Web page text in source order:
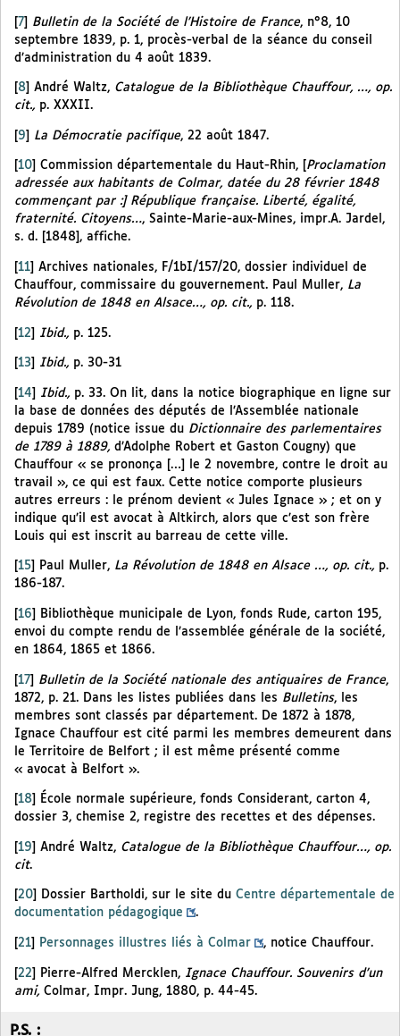
[7] Bulletin de la Société de l’Histoire de France, n°8, 10
septembre 1839, p. 1, procès-verbal de la séance du conseil
d’administration du 4 août 1839.
8 André Waltz, Catalogue de la Bibliothèque Chauffour, …, op.
cit., p. XXXII.
[9] La Démocratie pacifique, 22 août 1847.
10 Commission départementale du Haut-Rhin, [ Proclamation
adressée aux habitants de Colmar, datée du 28 février 1848
commençant par :] République française. Liberté, égalité,
fraternité. Citoyens…, Sainte-Marie-aux-Mines, impr.A. Jardel,
s. d. [1848], affiche.
11
Archives nationales, F/1bI/157/20, dossier individuel de
Chauffour, commissaire du gouvernement. Paul Muller, La
Révolution de 1848 en Alsace…, op. cit., p. 118.
[12] Ibid., p. 125.
13 Ibid., p. 30-31
[14] Ibid., p. 33. On lit, dans la notice biographique en ligne sur
la base de données des députés de l’Assemblée nationale
depuis 1789 (notice issue du Dictionnaire des parlementaires
de 1789 à 1889, d’Adolphe Robert et Gaston Cougny) que
Chauffour « se prononça […] le 2 novembre, contre le droit au
travail », ce qui est faux. Cette notice comporte plusieurs
autres erreurs : le prénom devient « Jules Ignace » ; et on y
indique qu’il est avocat à Altkirch, alors que c’est son frère
Louis qui est inscrit au barreau de cette ville.
15 Paul Muller, La Révolution de 1848 en Alsace …, op. cit., p.
186-187.
16
Bibliothèque municipale de Lyon, fonds Rude, carton 195,
envoi du compte rendu de l’assemblée générale de la société,
en 1864, 1865 et 1866.
[17] Bulletin de la Société nationale des antiquaires de France,
1872, p. 21. Dans les listes publiées dans les Bulletins, les
membres sont classés par département. De 1872 à 1878,
Ignace Chauffour est cité parmi les membres demeurent dans
le Territoire de Belfort ; il est même présenté comme
« avocat à Belfort ».
18
École normale supérieure, fonds Considerant, carton 4,
dossier 3, chemise 2, registre des recettes et des dépenses.
[19] André Waltz, Catalogue de la Bibliothèque Chauffour…, op.
cit.
20 Dossier Bartholdi, sur le site du Centre départementale de
documentation pédagogique
.
21 Personnages illustres liés à Colmar , notice Chauffour.
[22] Pierre-Alfred Mercklen, Ignace Chauffour. Souvenirs d’un
ami, Colmar, Impr. Jung, 1880, p. 44-45.
P.S. :